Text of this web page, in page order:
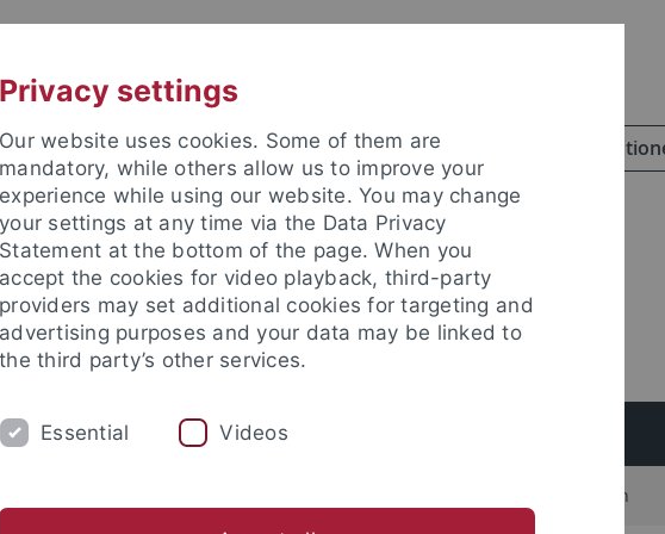
MSC NEUROBIOLOGY
Neuronale Netzwerke und Verhalten
Privacy settings
Our website uses cookies. Some of them are
mandatory, while others allow us to improve your
experience while using our website. You may change
your settings at any time via the Data Privacy
Statement at the bottom of the page. When you
accept the cookies for video playback, third-party
providers may set additional cookies for targeting and
advertising purposes and your data may be linked to
the third party’s other services.
Essential Videos